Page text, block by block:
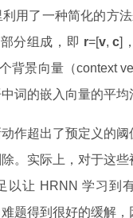
用了一种简化的方
分组成，即 r=[v,c]
背景向量（context
词的嵌入向量的平均
作超出了预定义的
。实际上，对于这些
以让 HRNN 学习到
题得到很好的缓解